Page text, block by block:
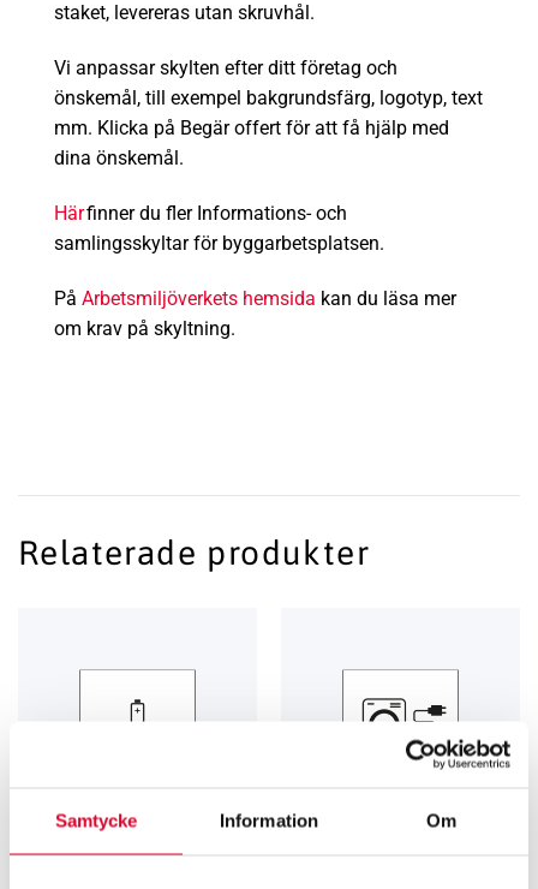
Samtycke Information Om
staket, levereras utan skruvhål.
Vi anpassar skylten efter ditt företag och
önskemål, till exempel bakgrundsfärg, logotyp, text
mm. Klicka på Begär offert för att få hjälp med
dina önskemål.
Härfinner du fler Informations- och
samlingsskyltar för byggarbetsplatsen.
På Arbetsmiljöverkets hemsida kan du läsa mer
om krav på skyltning.
Relaterade produkter